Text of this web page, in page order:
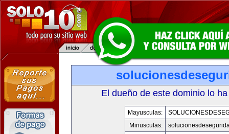
El dueño de este dominio lo
Mayusculas:
Minusculas: